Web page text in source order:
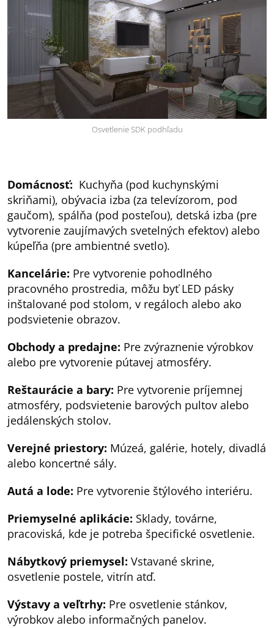
Osvetlenie SDK podhľadu
Domácnosť: Kuchyňa (pod kuchynskými
skriňami), obývacia izba (za televízorom, pod
gaučom), spálňa (pod posteľou), detská izba (pre
vytvorenie zaujímavých svetelných efektov) alebo
kúpeľňa (pre ambientné svetlo).
Kancelárie: Pre vytvorenie pohodlného
pracovného prostredia, môžu byť LED pásky
inštalované pod stolom, v regáloch alebo ako
podsvietenie obrazov.
Obchody a predajne: Pre zvýraznenie výrobkov
alebo pre vytvorenie pútavej atmosféry.
Reštaurácie a bary: Pre vytvorenie príjemnej
atmosféry, podsvietenie barových pultov alebo
jedálenských stolov.
Verejné priestory: Múzeá, galérie, hotely, divadlá
alebo koncertné sály.
Autá a lode: Pre vytvorenie štýlového interiéru.
Priemyselné aplikácie: Sklady, továrne,
pracoviská, kde je potreba špecifické osvetlenie.
Nábytkový priemysel: Vstavané skrine,
osvetlenie postele, vitrín atď.
Výstavy a veľtrhy: Pre osvetlenie stánkov,
výrobkov alebo informačných panelov.